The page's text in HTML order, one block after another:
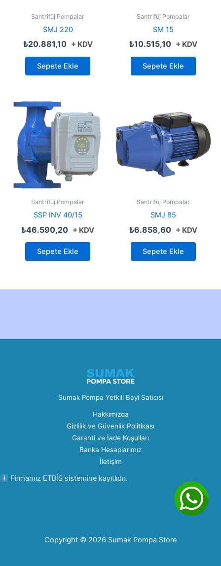
Santrifüj Pompalar
SMJ 220
₺20.881,10 + KDV
Sepete Ekle
Santrifüj Pompalar
SM 15
₺10.515,10 + KDV
Sepete Ekle
Santrifüj Pompalar
SSP INV 40/15
₺46.590,20 + KDV
Sepete Ekle
Santrifüj Pompalar
SMJ 85
₺6.858,60 + KDV
Sepete Ekle
Sumak Pompa Yetkili Bayi Satıcısı
Hakkımızda
Gizlilik ve Güvenlik Politikası
Garanti ve İade Koşulları
Banka Hesaplarımız
İletişim
Firmamız ETBİS sistemine kayıtlıdır.
Copyright © 2026 Sumak Pompa Store